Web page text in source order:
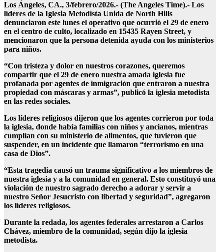
Los Ángeles, CA., 3/febrero/2026.- (The Angeles Time).- Los
líderes de la Iglesia Metodista Unida de North Hills
denunciaron este lunes el operativo que ocurrió el 29 de enero
en el centro de culto, localizado en 15435 Rayen Street, y
mencionaron que la persona detenida ayuda con los ministerios
para niños.
“Con tristeza y dolor en nuestros corazones, queremos
compartir que el 29 de enero nuestra amada iglesia fue
profanada por agentes de inmigración que entraron a nuestra
propiedad con máscaras y armas”, publicó la iglesia metodista
en las redes sociales.
Los líderes religiosos dijeron que los agentes corrieron por toda
la iglesia, donde había familias con niños y ancianos, mientras
cumplían con su ministerio de alimentos, que tuvieron que
suspender, en un incidente que llamaron “terrorismo en una
casa de Dios”.
“Esta tragedia causó un trauma significativo a los miembros de
nuestra iglesia y a la comunidad en general. Esto constituyó una
violación de nuestro sagrado derecho a adorar y servir a
nuestro Señor Jesucristo con libertad y seguridad”, agregaron
los líderes religiosos.
Durante la redada, los agentes federales arrestaron a Carlos
Chávez, miembro de la comunidad, según dijo la iglesia
metodista.